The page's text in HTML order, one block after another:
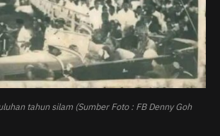
tahun silam (Sumber Foto : FB Denny Goh